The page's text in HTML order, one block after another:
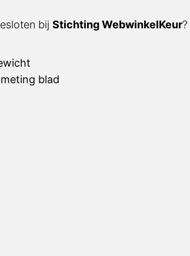
bij Stichting WebwinkelKeur
blad